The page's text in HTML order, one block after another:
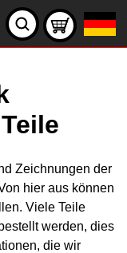
Zeichnungen der
hier aus können
Viele Teile
werden, dies
die wir